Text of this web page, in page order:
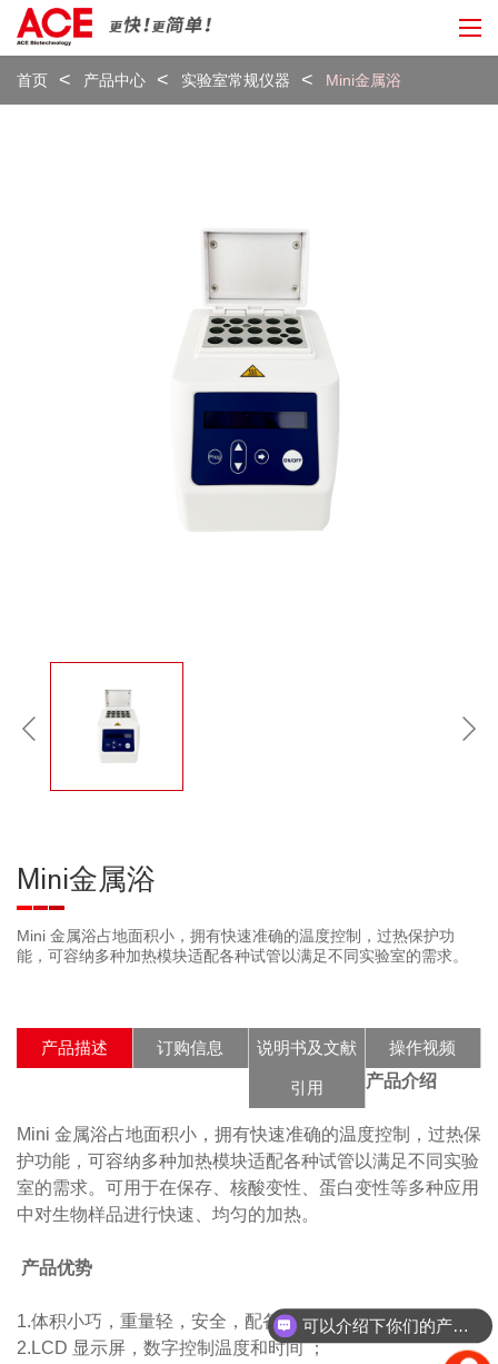
首页 产品中心 实验室常规仪器 Mini金属浴
Mini金属浴
Mini 金属浴占地面积小，拥有快速准确的温度控制，过热保护功
能，可容纳多种加热模块适配各种试管以满足不同实验室的需求。
产品描述 订购信息 说明书及文献
引用
操作视频
产品介绍
Mini 金属浴占地面积小，拥有快速准确的温度控制，过热保
护功能，可容纳多种加热模块适配各种试管以满足不同实验
室的需求。可用于在保存、核酸变性、蛋白变性等多种应用
中对生物样品进行快速、均匀的加热。
产品优势
1.体积小巧，重量轻，安全，配备；
2.LCD 显示屏，数字控制温度和时间 ；
可以介绍下你们的产品么？